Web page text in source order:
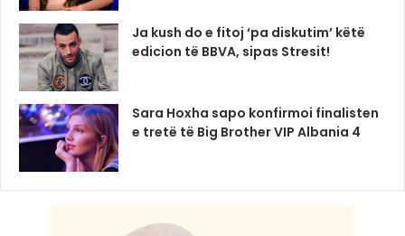
Ja kush do e fitoj ‘pa diskutim’ këtë
edicion të BBVA, sipas Stresit!
Sara Hoxha sapo konfirmoi finalisten
e tretë të Big Brother VIP Albania 4